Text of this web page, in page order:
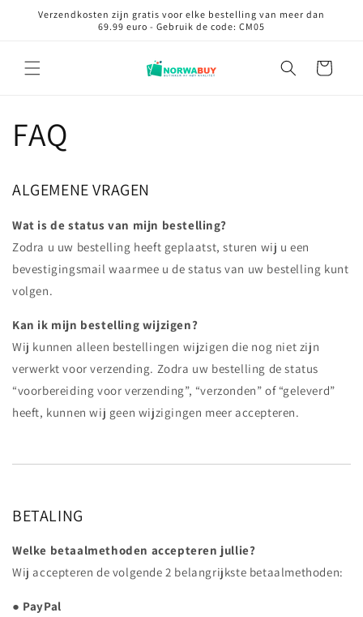
naar de
Verzendkosten zijn gratis voor elke bestelling van meer dan
69.99 euro - Gebruik de code: CM05
Winkelwagen
FAQ
ALGEMENE VRAGEN
Wat is de status van mijn bestelling?
Zodra u uw bestelling heeft geplaatst, sturen wij u een
bevestigingsmail waarmee u de status van uw bestelling kunt
volgen.
Kan ik mijn bestelling wijzigen?
Wij kunnen alleen bestellingen wijzigen die nog niet zijn
verwerkt voor verzending. Zodra uw bestelling de status
“voorbereiding voor verzending”, “verzonden” of “geleverd”
heeft, kunnen wij geen wijzigingen meer accepteren.
BETALING
Welke betaalmethoden accepteren jullie?
Wij accepteren de volgende 2 belangrijkste betaalmethoden:
● PayPal